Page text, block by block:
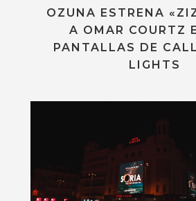
OZUNA ESTRENA
A OMAR COURTZ
PANTALLAS DE
LIGHTS